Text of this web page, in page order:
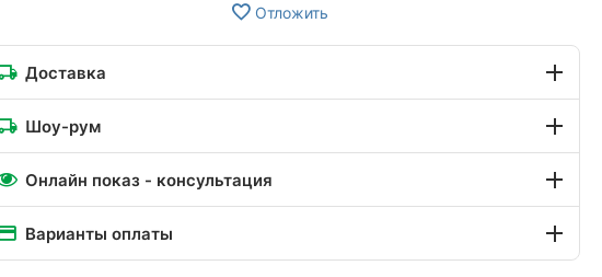
Отложить
Доставка
Шоу-рум
Онлайн показ - консультация
Варианты оплаты